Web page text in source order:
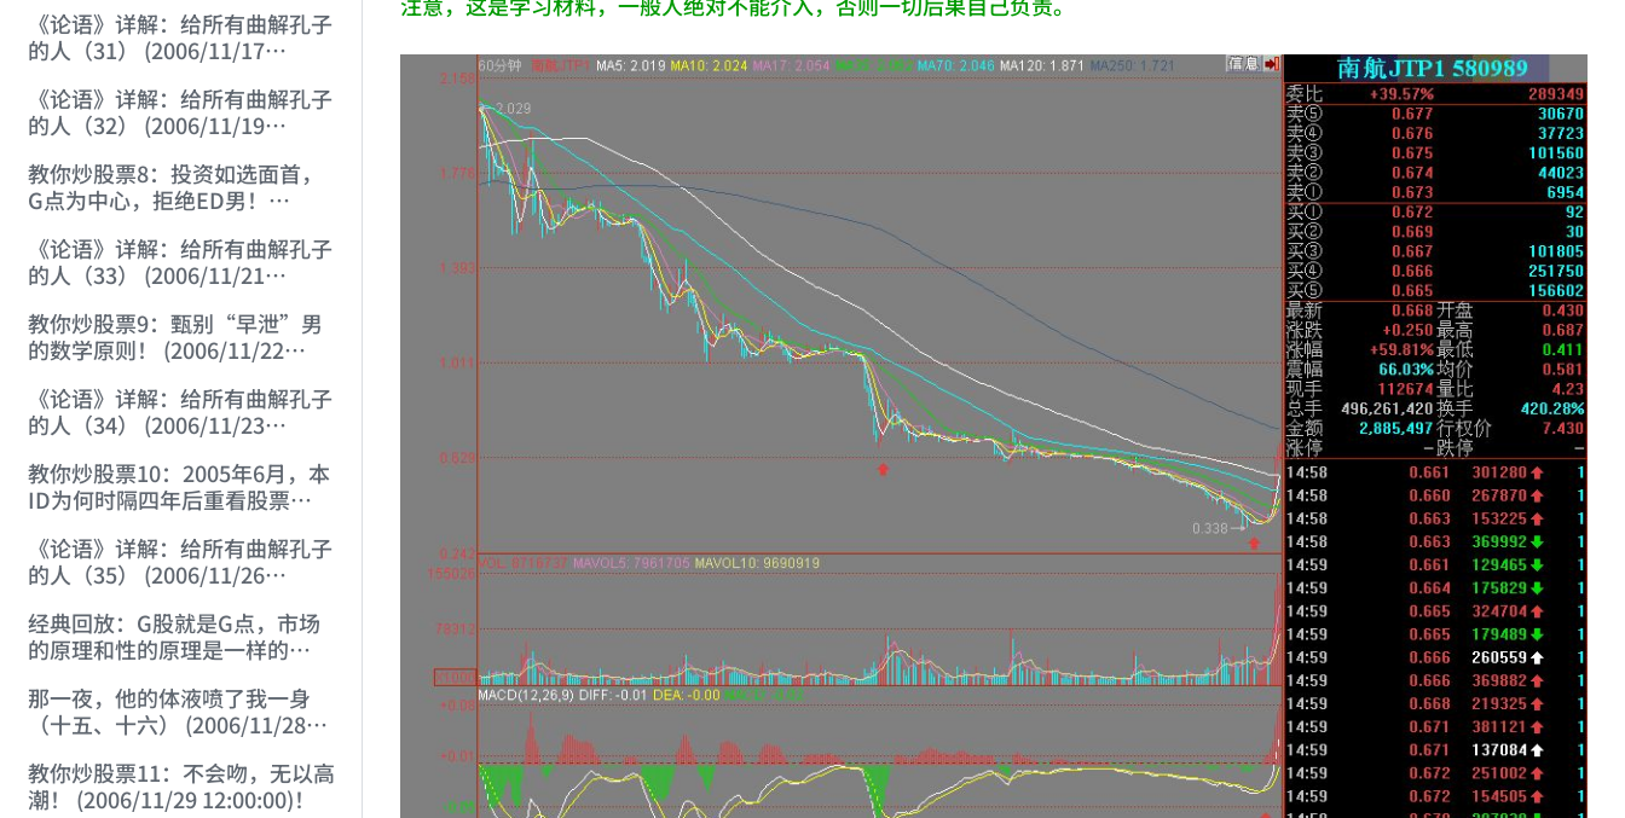
《论语》详解：给所有曲解孔子
的人（31） (2006/11/17
《论语》详解：给所有曲解孔子
的人（32） (2006/11/19
教你炒股票8：投资如选面首，
G点为中心，拒绝ED男！
《论语》详解：给所有曲解孔子
的人（33） (2006/11/21
教你炒股票9：甄别“早泄”男
的数学原则！ (2006/11/22
《论语》详解：给所有曲解孔子
的人（34） (2006/11/23
教你炒股票10：2005年6月，本
ID为何时隔四年后重看股票
《论语》详解：给所有曲解孔子
的人（35） (2006/11/26
经典回放：G股就是G点，市场
的原理和性的原理是一样的
那一夜，他的体液喷了我一身
（十五、十六） (2006/11/28
教你炒股票11：不会吻，无以高
潮！ (2006/11/29 12:00:00)！